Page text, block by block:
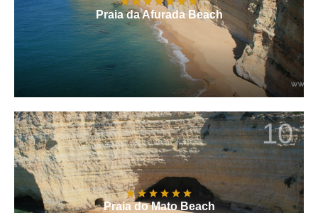
Praia da Afurada Beach
10
Praia do Mato Beach